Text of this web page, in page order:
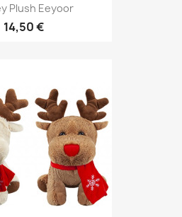
Plush Eeyoor
14,50 €